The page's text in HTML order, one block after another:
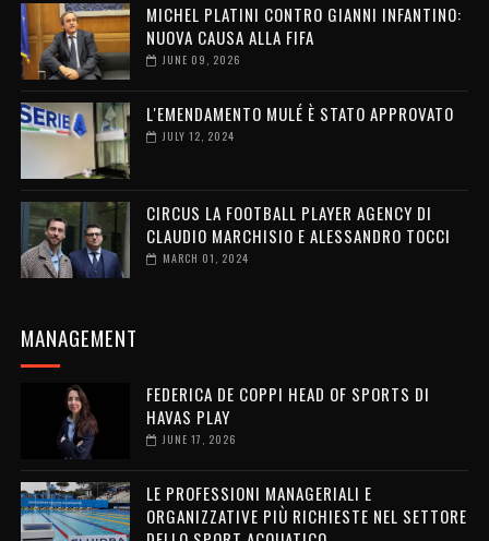
MICHEL PLATINI CONTRO GIANNI INFANTINO:
NUOVA CAUSA ALLA FIFA
JUNE 09, 2026
L'EMENDAMENTO MULÉ È STATO APPROVATO
JULY 12, 2024
CIRCUS LA FOOTBALL PLAYER AGENCY DI
CLAUDIO MARCHISIO E ALESSANDRO TOCCI
MARCH 01, 2024
MANAGEMENT
FEDERICA DE COPPI HEAD OF SPORTS DI
HAVAS PLAY
JUNE 17, 2026
LE PROFESSIONI MANAGERIALI E
ORGANIZZATIVE PIÙ RICHIESTE NEL SETTORE